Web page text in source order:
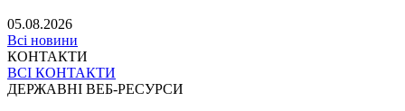
05.08.2026
Всі новини
КОНТАКТИ
ВСІ КОНТАКТИ
ДЕРЖАВНІ ВЕБ-РЕСУРСИ